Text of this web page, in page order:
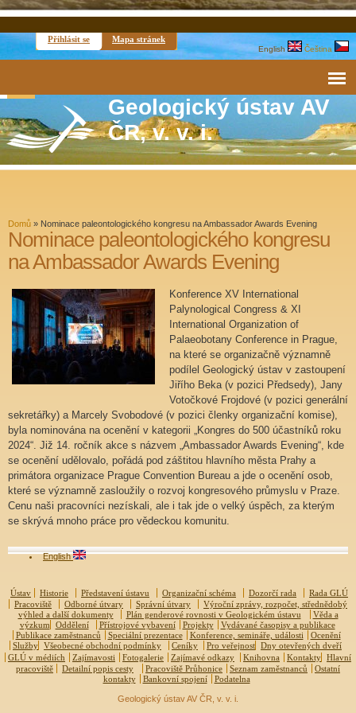
Přihlásit se Mapa stránek
English Čeština
Geologický ústav AV
ČR, v. v. i.
Domů » Nominace paleontologického kongresu na Ambassador Awards Evening
Nominace paleontologického kongresu
na Ambassador Awards Evening
Konference XV International
Palynological Congress & XI
International Organization of
Palaeobotany Conference in Prague,
na které se organizačně významně
podílel Geologický ústav v zastoupení
Jiřího Beka (v pozici Předsedy), Jany
Votočkové Frojdové (v pozici generální
sekretářky) a Marcely Svobodové (v pozici členky organizační komise),
byla nominována na ocenění v kategorii „Kongres do 500 účastníků roku
2024“. Již 14. ročník akce s názvem „Ambassador Awards Evening“, kde
se ocenění udělovalo, pořádá pod záštitou hlavního města Prahy a
primátora organizace Prague Convention Bureau a jde o ocenění osob,
které se významně zasloužily o rozvoj kongresového průmyslu v Praze.
Cenu naši pracovníci nezískali, ale i tak jde o velký úspěch, za kterým
se skrývá mnoho práce pro vědeckou komunitu.
English
Ústav Historie Představení ústavu Organizační schéma Dozorčí rada
Rada GLÚ
Pracoviště
Odborné útvary Správní útvary
Výroční zprávy, rozpočet, střednědobý
výhled a další dokumenty
Plán genderové rovnosti v Geologickém ústavu
Věda a
výzkum
Oddělení Přístrojové vybavení Projekty
Vydávané časopisy a publikace
Publikace zaměstnanců
Speciální prezentace Konference, semináře, události
Ocenění
Služby Všeobecné obchodní podmínky Ceníky Pro veřejnost Dny otevřených dveří
GLÚ v médiích
Zajímavosti Fotogalerie Zajímavé odkazy Knihovna Kontakty Hlavní
pracoviště
Detailní popis cesty Pracoviště Průhonice Seznam zaměstnanců
Ostatní
kontakty
Bankovní spojení Podatelna
Geologický ústav AV ČR, v. v. i.